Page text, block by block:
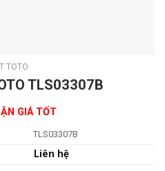
TOTO
TLS03307B
GIÁ TỐT
TLS03307B
Liên hệ